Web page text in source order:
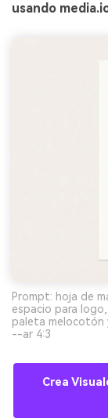
usando
Prompt: hoja de
espacio para
paleta melocotón
--ar 4:3
Crea